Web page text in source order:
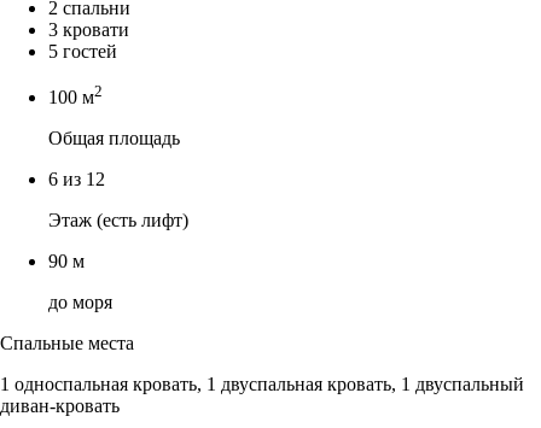
2 спальни
3 кровати
5 гостей
100 м2
Общая площадь
6 из 12
Этаж (есть лифт)
90 м
до моря
Спальные места
1 односпальная кровать, 1 двуспальная кровать, 1 двуспальный
диван-кровать